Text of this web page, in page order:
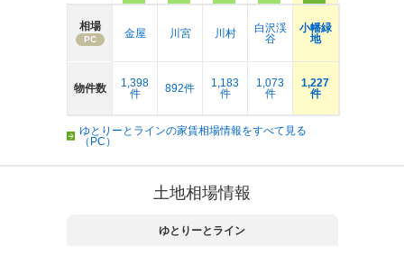
相場
PC
物件数
金屋
1,398
件
川宮
892件
川村
1,183
件
白沢渓
谷
1,073
件
小幡緑
地
1,227
件
ゆとりーとラインの家賃相場情報をすべて見る
（PC）
土地相場情報
ゆとりーとライン